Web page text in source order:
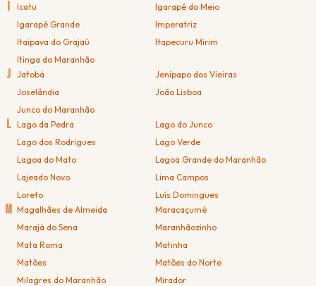
Icatu
Igarapé do Meio
Igarapé Grande
Imperatriz
Itaipava do Grajaú
Itapecuru Mirim
Itinga do Maranhão
J Jatobá
Jenipapo dos Vieiras
Joselândia
João Lisboa
Junco do Maranhão
L Lago da Pedra
Lago do Junco
Lago dos Rodrigues
Lago Verde
Lagoa do Mato
Lagoa Grande do Maranhão
Lajeado Novo
Lima Campos
Loreto
Luís Domingues
M Magalhães de Almeida
Maracaçumé
Marajá do Sena
Maranhãozinho
Mata Roma
Matinha
Matões
Matões do Norte
Milagres do Maranhão
Mirador